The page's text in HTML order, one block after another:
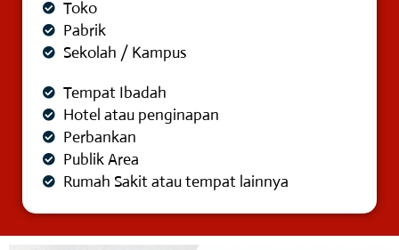
Toko
Pabrik
Sekolah / Kampus
Tempat Ibadah
Hotel atau penginapan
Perbankan
Publik Area
Rumah Sakit atau tempat lainnya